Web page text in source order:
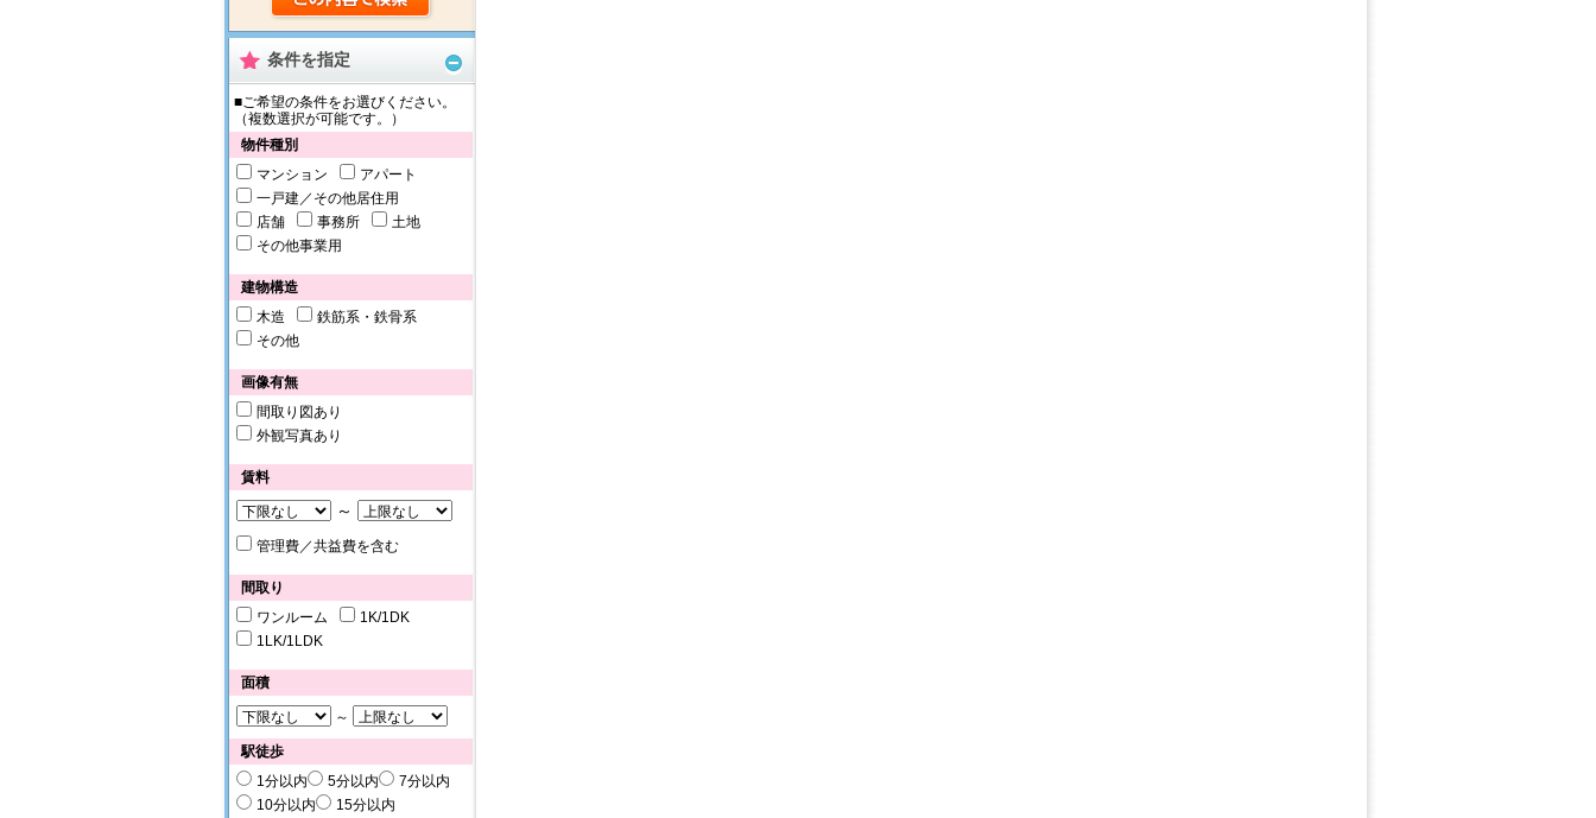
条件を指定
■ご希望の条件をお選びください。
（複数選択が可能です。）
物件種別
マンション
アパート
一戸建／その他居住用
店舗
事務所
土地
その他事業用
建物構造
木造
鉄筋系・鉄骨系
その他
画像有無
間取り図あり
外観写真あり
賃料
～
管理費／共益費を含む
間取り
ワンルーム
1K/1DK
1LK/1LDK
面積
～
駅徒歩
1分以内
5分以内
7分以内
10分以内
15分以内